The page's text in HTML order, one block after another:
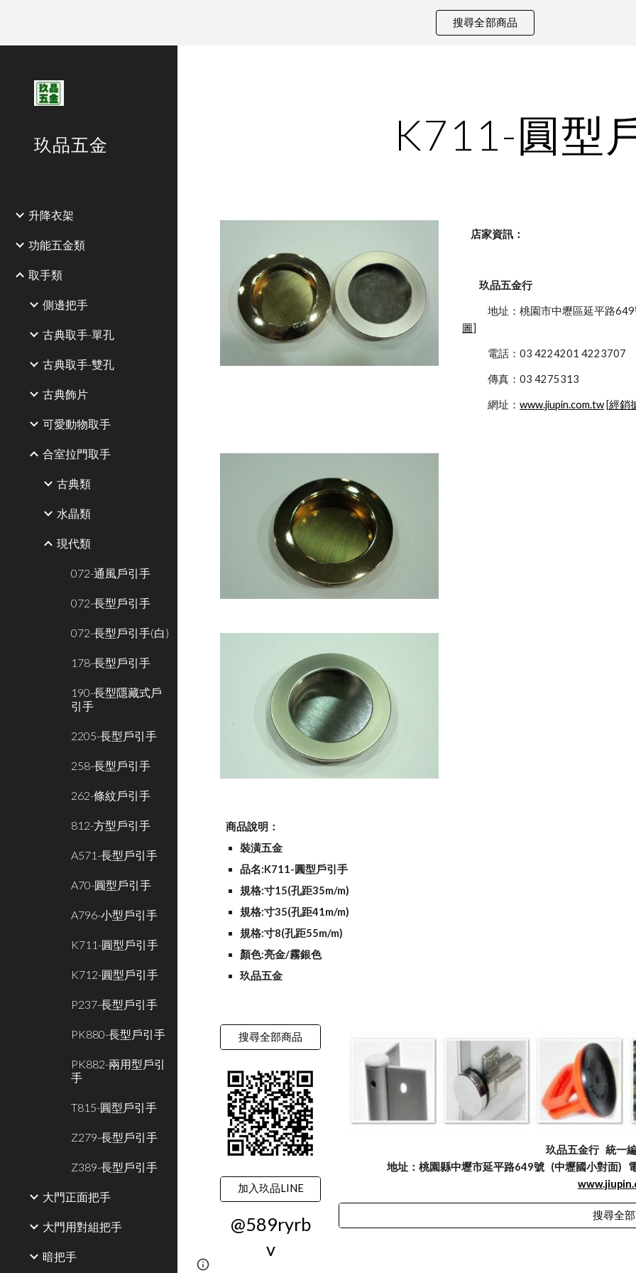
搜尋全部商品
玖品五金
升降衣架
功能五金類
取手類
側邊把手
古典取手-單孔
古典取手-雙孔
古典飾片
可愛動物取手
合室拉門取手
古典類
水晶類
現代類
072-通風戶引手
072-長型戶引手
072-長型戶引手(白)
178-長型戶引手
190-長型隱藏式戶
引手
2205-長型戶引手
258-長型戶引手
262-條紋戶引手
812-方型戶引手
A571-長型戶引手
A70-圓型戶引手
A796-小型戶引手
K711-圓型戶引手
K712-圓型戶引手
P237-長型戶引手
PK880-長型戶引手
PK882-兩用型戶引
手
T815-圓型戶引手
Z279-長型戶引手
Z389-長型戶引手
大門正面把手
大門用對組把手
暗把手
K711-圓型
    店家資訊：
玖品五金行
地址：桃園市中壢區延平路
圖]
            電話：03 4224201 4223707
            傳真：03 4275313
            網址：
www.jiupin.com.tw [經銷
商品說明：
裝潢五金
品名:K711-圓型戶引手
規格:寸15(孔距35m/m)
規格:寸35(孔距41m/m)
規格:寸8(孔距55m/m)
顏色:亮金/霧銀色
玖品五金
搜尋全部商品
加入玖品LINE
@589ryrb
v
玖品五金行 統一
地址：桃園縣中壢市延平路649號 (中壢國小對面)
搜尋全